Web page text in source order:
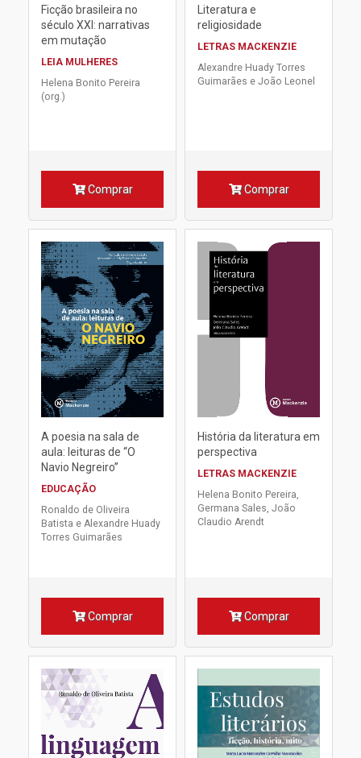
Ficção brasileira no
século XXI: narrativas
em mutação
LEIA MULHERES
Helena Bonito Pereira
(org.)
Comprar
Literatura e
religiosidade
LETRAS MACKENZIE
Alexandre Huady Torres
Guimarães e João Leonel
Comprar
A poesia na sala de
aula: leituras de “O
Navio Negreiro”
EDUCAÇÃO
Ronaldo de Oliveira
Batista e Alexandre Huady
Torres Guimarães
Comprar
História da literatura em
perspectiva
LETRAS MACKENZIE
Helena Bonito Pereira,
Germana Sales, João
Claudio Arendt
Comprar